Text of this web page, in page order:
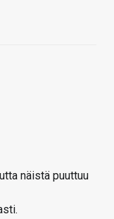
näistä puuttuu